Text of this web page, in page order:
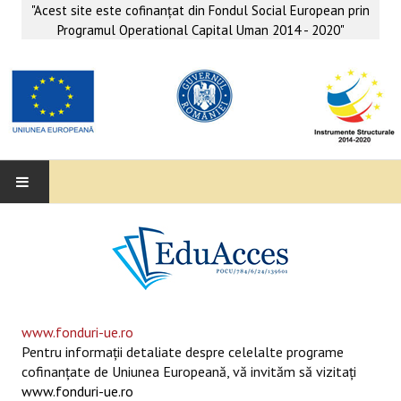
"Acest site este cofinanţat din Fondul Social European prin
Programul Operational Capital Uman 2014 - 2020"
SUPORT EDUCAȚIONAL MATEMATICĂ- INFORMATICĂ
SERVICII PSIHO-SOCIALE
www.fonduri-ue.ro
Pentru informaţii detaliate despre celelalte programe
cofinanţate de Uniunea Europeană, vă invităm să vizitaţi
www.fonduri-ue.ro